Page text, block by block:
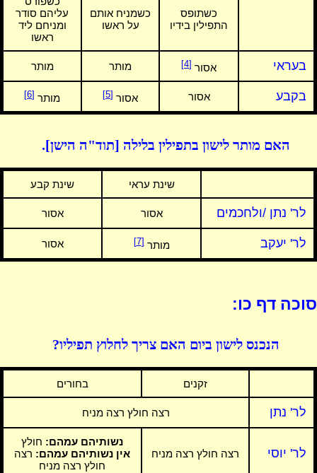
כשתופס
התפילין בידיו
כשמניח אותם
על ראשו
עליהם סודר
ומניחם ליד
ראשו
בעראי אסור [4] מותר מותר
בקבע אסור אסור [5] מותר [6]
האם מותר לישון בתפילין בלילה [תוד"ה הישן].
שינת עראי שינת קבע
לר' נתן /ולחכמים אסור אסור
לר' יעקב מותר[7] אסור
סוכה דף כו:
הנכנס לישון ביום האם צריך לחלוץ תפיליו?
זקנים בחורים
לר' נתן רצה חולץ רצה מניח
לר' יוסי רצה חולץ רצה מניח
נשותיהם עמהם: חולץ
אין נשותיהם עמהם: רצה
חולץ רצה מניח